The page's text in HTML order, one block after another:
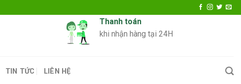
Thanh toán
khi nhận hàng tại 24H
TIN TỨC LIÊN HỆ